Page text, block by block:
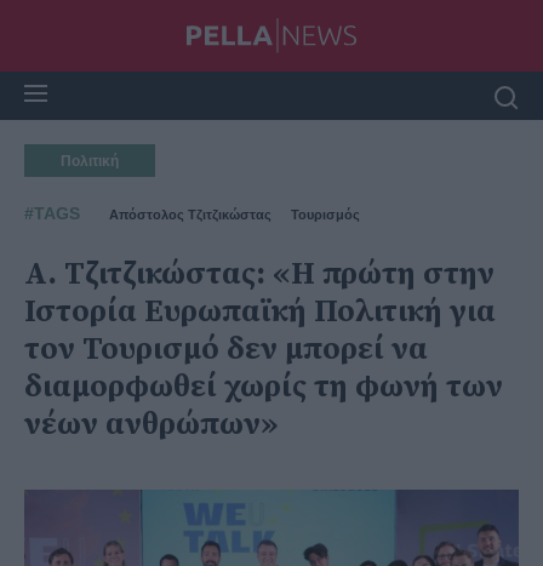
Πολιτική
#TAGS Απόστολος Τζιτζικώστας Τουρισμός
Α. Τζιτζικώστας: «Η πρώτη στην
Ιστορία Ευρωπαϊκή Πολιτική για
τον Τουρισμό δεν μπορεί να
διαμορφωθεί χωρίς τη φωνή των
νέων ανθρώπων»